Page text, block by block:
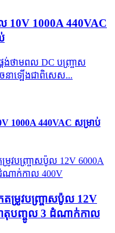
ល 10V 1000A 440VAC
ង់ថាមពល DC បញ្ច្រាស
ចនាឡើងជាពិសេស...
1000A 440VAC សម្រាប់
តម្រូវបញ្ច្រាសប៉ូល 12V
ាតុបញ្ចូល 3 ដំណាក់កាល